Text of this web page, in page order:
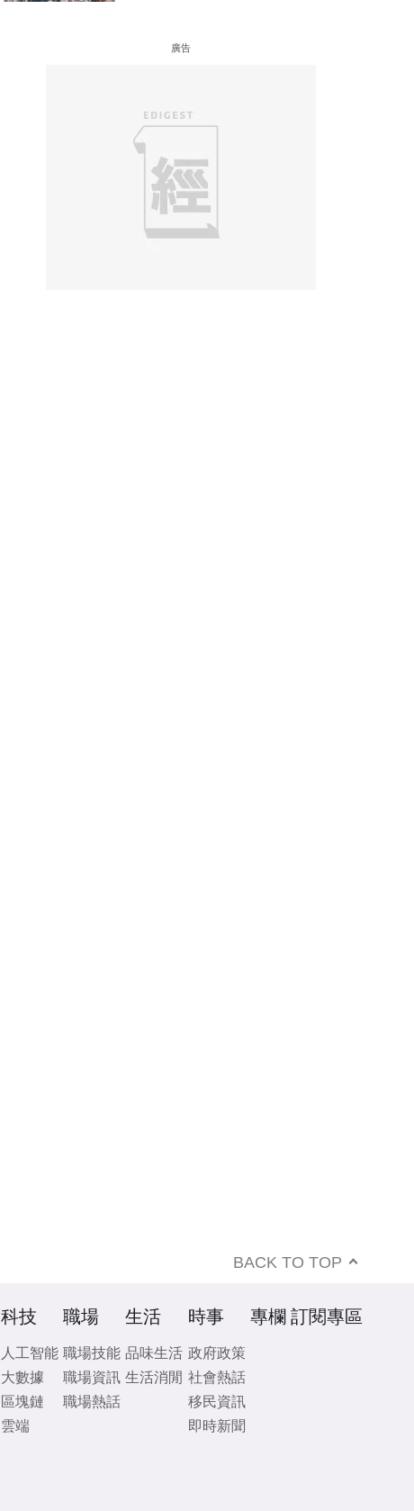
廣告
BACK TO TOP
科技
人工智能
大數據
區塊鏈
雲端
職場
職場技能
職場資訊
職場熱話
生活
品味生活
生活消閒
時事
政府政策
社會熱話
移民資訊
即時新聞
專欄 訂閱專區